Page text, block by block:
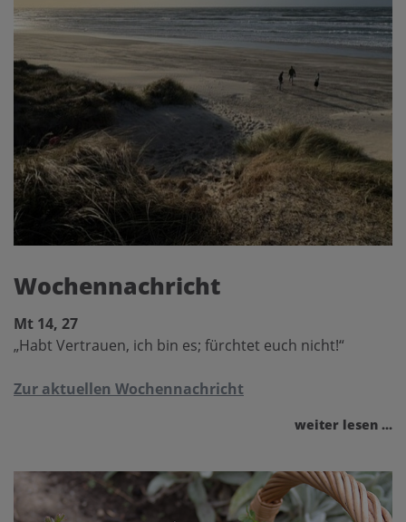
Wochennachricht
Mt 14, 27
„Habt Vertrauen, ich bin es; fürchtet euch nicht!“
Zur aktuellen Wochennachricht
weiter lesen ...